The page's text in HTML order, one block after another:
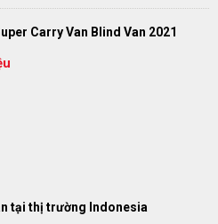
Carry Van Blind Van 2021
tại thị trường Indonesia